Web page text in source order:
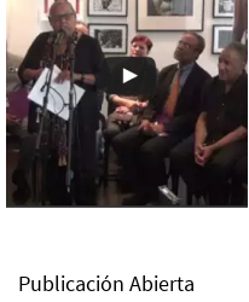
Publicación Abierta